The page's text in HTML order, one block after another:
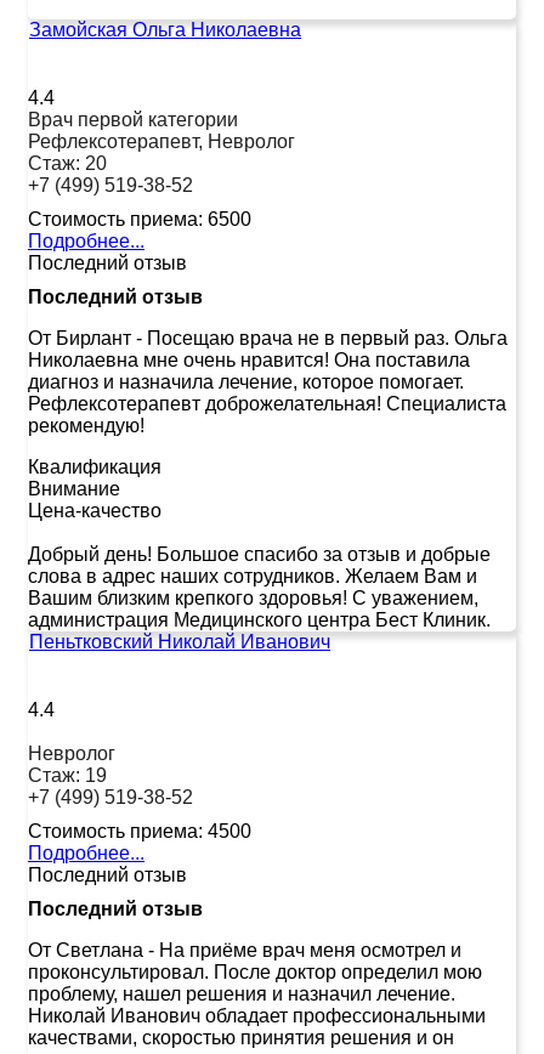
Замойская Ольга Николаевна
4.4
Врач первой категории
Рефлексотерапевт, Невролог
Стаж: 20
+7 (499) 519-38-52
Стоимость приема: 6500
Подробнее...
Последний отзыв
Последний отзыв
От Бирлант - Посещаю врача не в первый раз. Ольга
Николаевна мне очень нравится! Она поставила
диагноз и назначила лечение, которое помогает.
Рефлексотерапевт доброжелательная! Специалиста
рекомендую!
Квалификация
Внимание
Цена-качество
Добрый день! Большое спасибо за отзыв и добрые
слова в адрес наших сотрудников. Желаем Вам и
Вашим близким крепкого здоровья! С уважением,
администрация Медицинского центра Бест Клиник.
Пеньтковский Николай Иванович
4.4
Невролог
Стаж: 19
+7 (499) 519-38-52
Стоимость приема: 4500
Подробнее...
Последний отзыв
Последний отзыв
От Светлана - На приёме врач меня осмотрел и
проконсультировал. После доктор определил мою
проблему, нашел решения и назначил лечение.
Николай Иванович обладает профессиональными
качествами, скоростью принятия решения и он